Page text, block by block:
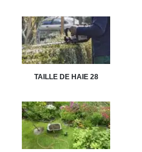
TAILLE DE HAIE 28